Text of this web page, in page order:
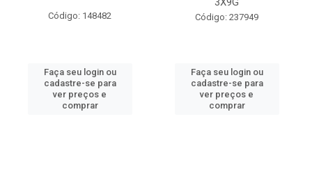
Código: 148482
Faça seu login ou
cadastre-se para
ver preços e
comprar
Código: 237949
Faça seu login ou
cadastre-se para
ver preços e
comprar